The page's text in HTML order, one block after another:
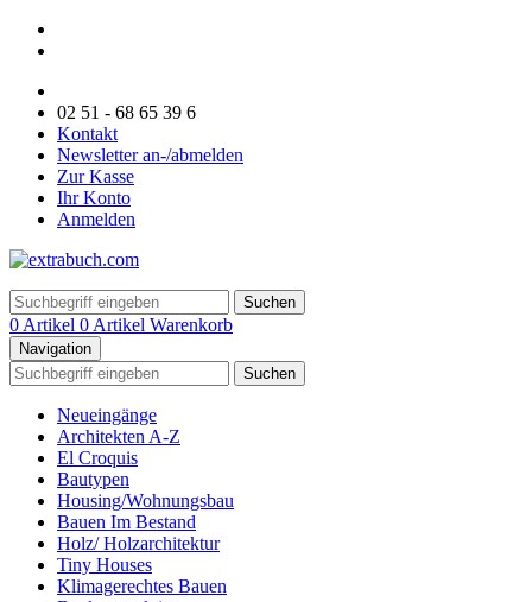
02 51 - 68 65 39 6
Kontakt
Newsletter an-/abmelden
Zur Kasse
Ihr Konto
Anmelden
Suchen
0 Artikel 0 Artikel Warenkorb
Navigation
Suchen
Neueingänge
Architekten A-Z
El Croquis
Bautypen
Housing/Wohnungsbau
Bauen Im Bestand
Holz/ Holzarchitektur
Tiny Houses
Klimagerechtes Bauen